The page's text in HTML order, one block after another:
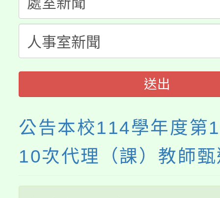
會
115年食農教育專業人
程
送出
公告本校114學年度第
10次代理（課）教師